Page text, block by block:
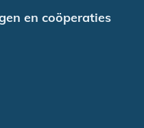
en coöperaties